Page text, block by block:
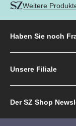
Weitere
Haben Sie noch
Unsere Filiale
Der SZ Shop